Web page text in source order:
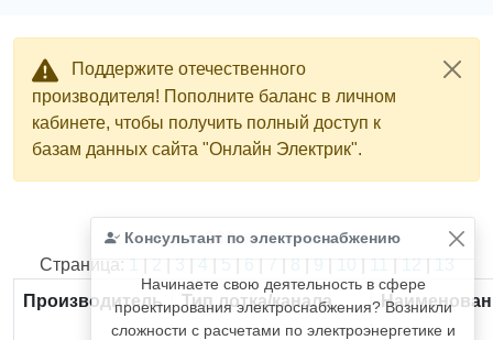
Поддержите отечественного
производителя! Пополните баланс в личном
кабинете, чтобы получить полный доступ к
базам данных сайта "Онлайн Электрик".
Консультант по электроснабжению
Начинаете свою деятельность в сфере
проектирования электроснабжения? Возникли
сложности с расчетами по электроэнергетике и
Найдено366из366записей.
Страница: 1 | 2 | 3 | 4 | 5 | 6 | 7 | 8 | 9 | 10 | 11 | 12 | 13
Производитель
Тип лотка/канала